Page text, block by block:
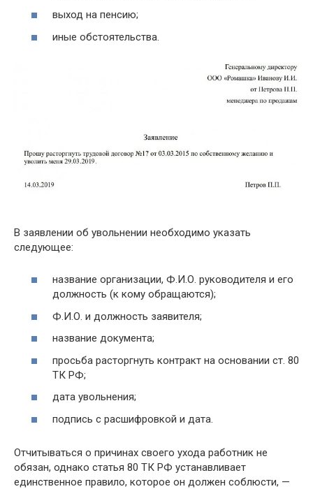
выход на пенсию;
иные обстоятельства.
В заявлении об увольнении необходимо указать
следующее:
название организации, Ф.И.О. руководителя и его
должность (к кому обращаются);
Ф.И.О. и должность заявителя;
название документа;
просьба расторгнуть контракт на основании ст. 80
ТК РФ;
дата увольнения;
подпись с расшифровкой и дата.
Отчитываться о причинах своего ухода работник не
обязан, однако статья 80 ТК РФ устанавливает
единственное правило, которое он должен соблюсти, —